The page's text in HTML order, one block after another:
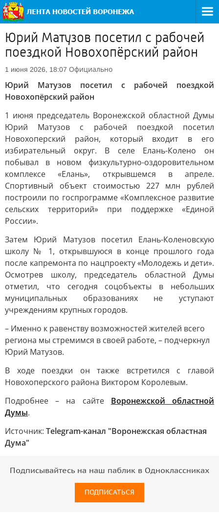
Юрий Матузов посетил с рабочей
поездкой Новохопёрский район
1 июня 2026, 18:07 Официально
Юрий Матузов посетил с рабочей поездкой
Новохопёрский район
1 июня председатель Воронежской областной Думы
Юрий Матузов с рабочей поездкой посетил
Новохоперский район, который входит в его
избирательный округ. В селе Елань-Колено он
побывал в новом физкультурно-оздоровительном
комплексе «Елань», открывшемся в апреле.
Спортивный объект стоимостью 227 млн рублей
построили по госпрограмме «Комплексное развитие
сельских территорий» при поддержке «Единой
России».
Затем Юрий Матузов посетил Елань-Коленовскую
школу № 1, открывшуюся в конце прошлого года
после капремонта по нацпроекту «Молодежь и дети».
Осмотрев школу, председатель областной Думы
отметил, что сегодня соцобъекты в небольших
муниципальных образованиях не уступают
учреждениям крупных городов.
– Именно к равенству возможностей жителей всего
региона мы стремимся в своей работе, – подчеркнул
Юрий Матузов.
В ходе поездки он также встретился с главой
Новохоперского района Виктором Королевым.
Подробнее – на сайте Воронежской областной
Думы.
Источник: Telegram-канал "Воронежская областная
Дума"
Подписывайтесь на наш паблик в Одноклассниках
ПОДПИСАТЬСЯ